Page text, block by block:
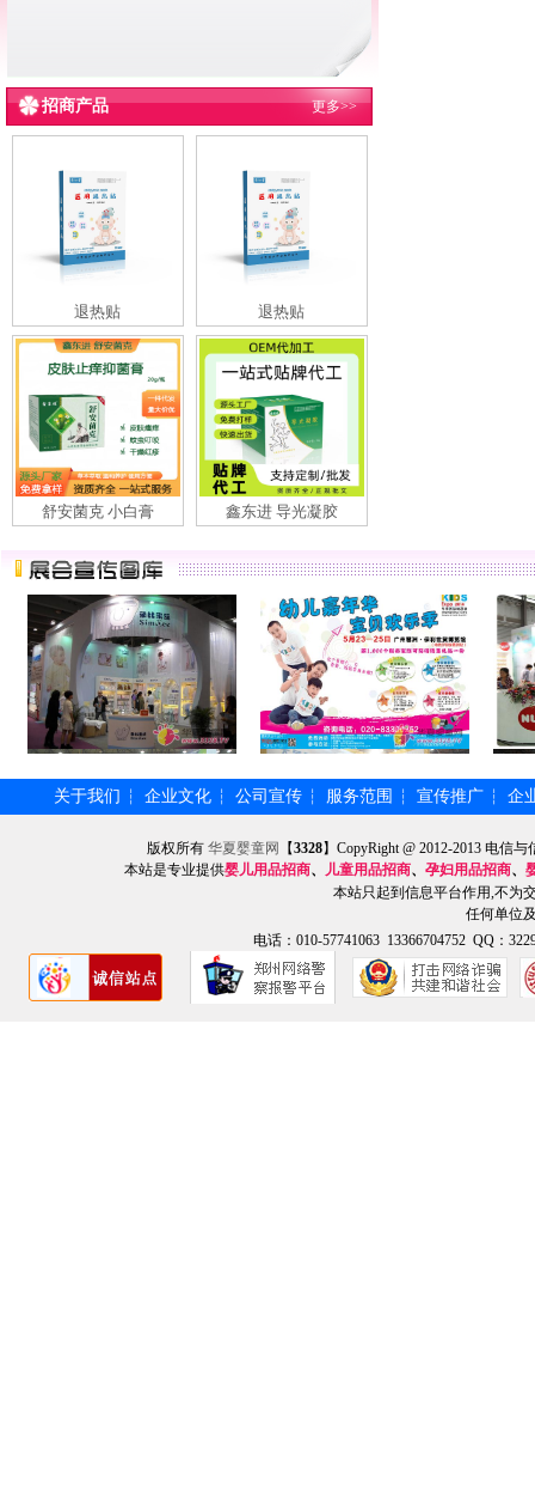
招商产品 更多>>
退热贴 退热贴
舒安菌克 小白膏 鑫东进 导光凝胶
关于我们 ┆ 企业文化 ┆ 公司宣传 ┆ 服务范围 ┆ 宣传推广 ┆ 企
版权所有华夏婴童网 【3328】CopyRight @ 2012-2013 电信
本站是专业提供婴儿用品招商、 儿童用品招商、 孕妇用品招商、
本站只起到信息平台作用,不为
任何单位
电话：010-57741063 13366704752 QQ：